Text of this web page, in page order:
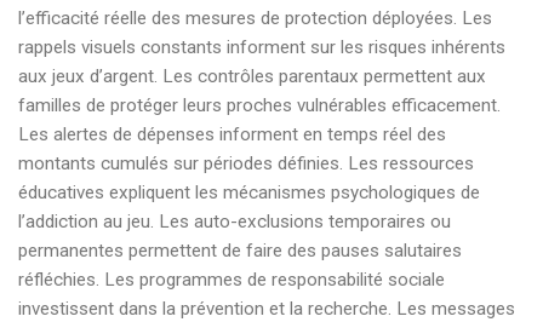
l’efficacité réelle des mesures de protection déployées. Les
rappels visuels constants informent sur les risques inhérents
aux jeux d’argent. Les contrôles parentaux permettent aux
familles de protéger leurs proches vulnérables efficacement.
Les alertes de dépenses informent en temps réel des
montants cumulés sur périodes définies. Les ressources
éducatives expliquent les mécanismes psychologiques de
l’addiction au jeu. Les auto-exclusions temporaires ou
permanentes permettent de faire des pauses salutaires
réfléchies. Les programmes de responsabilité sociale
investissent dans la prévention et la recherche. Les messages